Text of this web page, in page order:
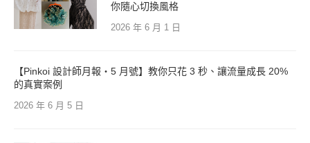
你隨心切換風格
2026 年 6 月 1 日
【Pinkoi 設計師月報・5 月號】教你只花 3 秒、讓流量成長 20%
的真實案例
2026 年 6 月 5 日